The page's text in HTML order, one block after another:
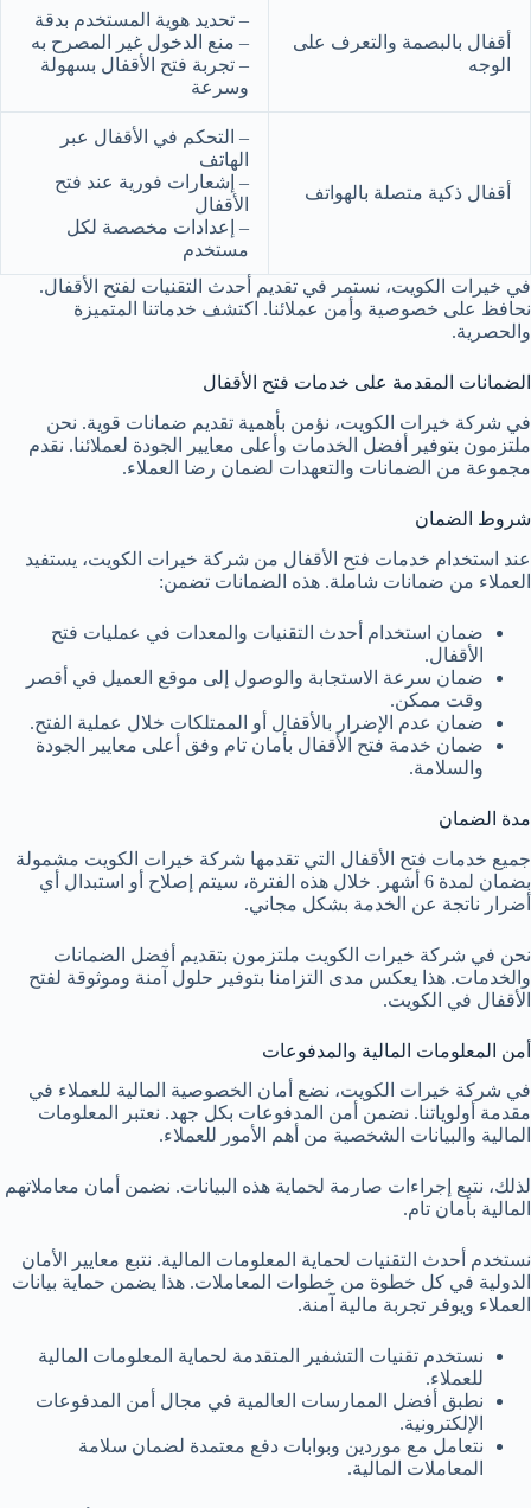
أقفال بالبصمة والتعرف على
الوجه
– تحديد هوية المستخدم بدقة
– منع الدخول غير المصرح به
– تجربة فتح الأقفال بسهولة
وسرعة
أقفال ذكية متصلة بالهواتف
– التحكم في الأقفال عبر
الهاتف
– إشعارات فورية عند فتح
الأقفال
– إعدادات مخصصة لكل
مستخدم
في خيرات الكويت، نستمر في تقديم أحدث التقنيات لفتح الأقفال.
نحافظ على خصوصية وأمن عملائنا. اكتشف خدماتنا المتميزة
والحصرية.
الضمانات المقدمة على خدمات فتح الأقفال
في شركة خيرات الكويت، نؤمن بأهمية تقديم ضمانات قوية. نحن
ملتزمون بتوفير أفضل الخدمات وأعلى معايير الجودة لعملائنا. نقدم
مجموعة من الضمانات والتعهدات لضمان رضا العملاء.
شروط الضمان
عند استخدام خدمات فتح الأقفال من شركة خيرات الكويت، يستفيد
العملاء من ضمانات شاملة. هذه الضمانات تضمن:
ضمان استخدام أحدث التقنيات والمعدات في عمليات فتح
الأقفال.
ضمان سرعة الاستجابة والوصول إلى موقع العميل في أقصر
وقت ممكن.
ضمان عدم الإضرار بالأقفال أو الممتلكات خلال عملية الفتح.
ضمان خدمة فتح الأقفال بأمان تام وفق أعلى معايير الجودة
والسلامة.
مدة الضمان
جميع خدمات فتح الأقفال التي تقدمها شركة خيرات الكويت مشمولة
بضمان لمدة 6 أشهر. خلال هذه الفترة، سيتم إصلاح أو استبدال أي
أضرار ناتجة عن الخدمة بشكل مجاني.
نحن في شركة خيرات الكويت ملتزمون بتقديم أفضل الضمانات
والخدمات. هذا يعكس مدى التزامنا بتوفير حلول آمنة وموثوقة لفتح
الأقفال في الكويت.
أمن المعلومات المالية والمدفوعات
في شركة خيرات الكويت، نضع أمان الخصوصية المالية للعملاء في
مقدمة أولوياتنا. نضمن أمن المدفوعات بكل جهد. نعتبر المعلومات
المالية والبيانات الشخصية من أهم الأمور للعملاء.
لذلك، نتبع إجراءات صارمة لحماية هذه البيانات. نضمن أمان معاملاتهم
المالية بأمان تام.
نستخدم أحدث التقنيات لحماية المعلومات المالية. نتبع معايير الأمان
الدولية في كل خطوة من خطوات المعاملات. هذا يضمن حماية بيانات
العملاء ويوفر تجربة مالية آمنة.
نستخدم تقنيات التشفير المتقدمة لحماية المعلومات المالية
للعملاء.
نطبق أفضل الممارسات العالمية في مجال أمن المدفوعات
الإلكترونية.
نتعامل مع موردين وبوابات دفع معتمدة لضمان سلامة
المعاملات المالية.